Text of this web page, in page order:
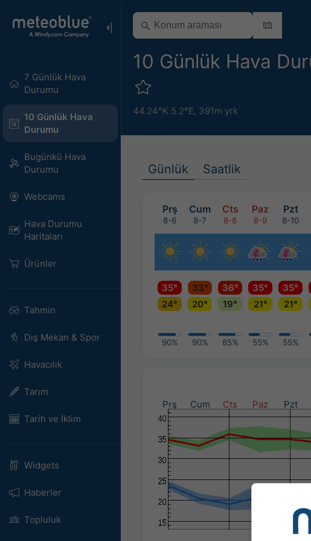
7 Günlük Hava
Durumu
10 Günlük Hava
Durumu
Bugünkü Hava
Durumu
Webcams
Hava Durumu
Haritaları​
Ürünler
Tahmin
Dış Mekan & Spor
Havacılık
Tarım
Tarih ve İklim
Widgets
Haberler
Topluluk
10 Günlük Hava
44.24°K 5.2°E, 391m yrk
Günlük Saatlik
Prş Cum Cts Paz Pzt
8-6 8-7 8-8 8-9 8-10
35° 33° 36° 35° 35°
24°
20° 19° 21° 21°
90% 90% 85% 55% 55%
Prş
Cum Cts Paz Pzt